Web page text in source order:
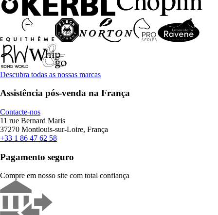
Descubra todas as nossas marcas
Assistência pós-venda na França
Contacte-nos
11 rue Bernard Maris
37270 Montlouis-sur-Loire, França
+33 1 86 47 62 58
Pagamento seguro
Compre em nosso site com total confiança